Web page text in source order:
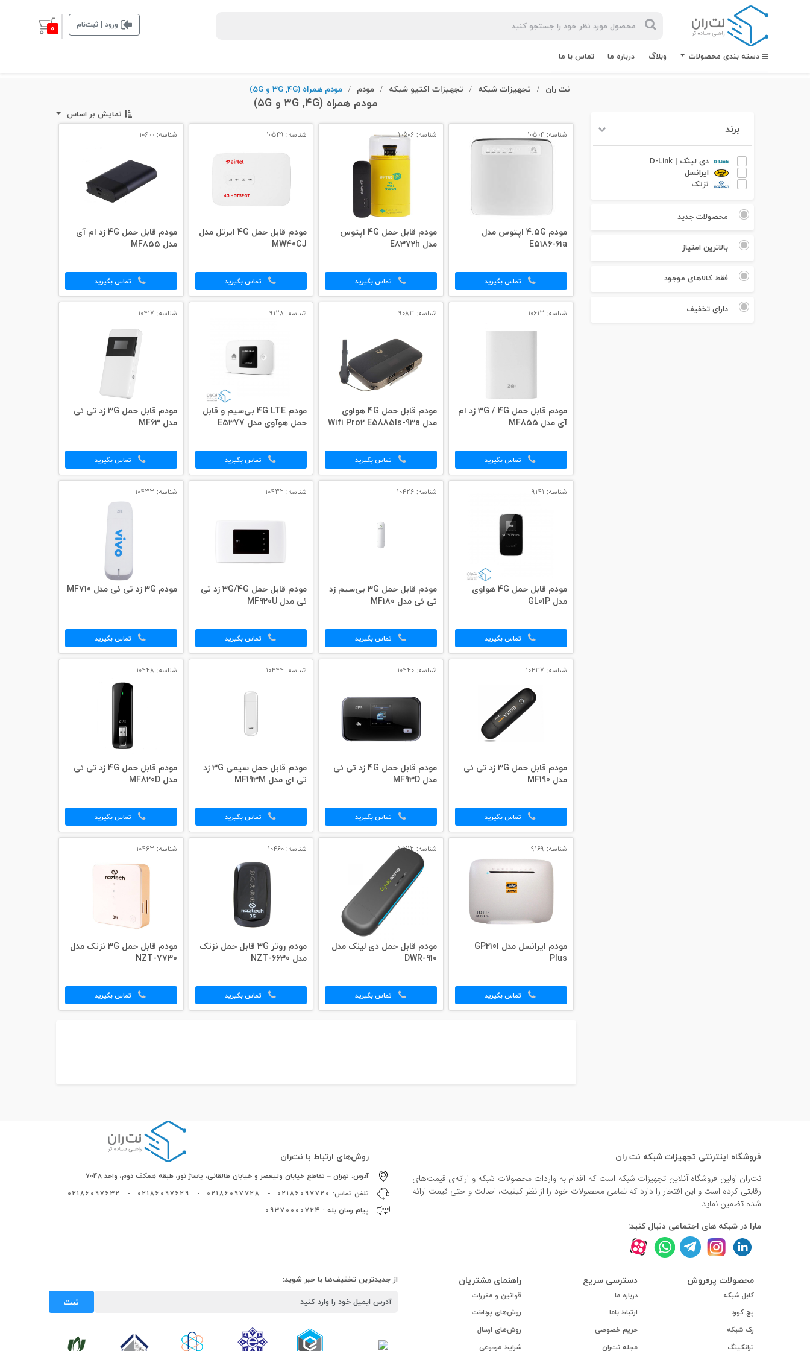
ورود | ثبت‌نام 0
دسته بندی محصولات وبلاگ درباره ما تماس با ما
#کابل شبکه لگراند
#کابل شبکه نگزنس
#پچ کورد لگراند
#پچ کورد نگزنس
برند
دی لینک | D-Link
ایرانسل
نزتک
محصولات جدید
بالاترین امتیاز
فقط کالاهای موجود
دارای تخفیف
نت ران / تجهیزات شبکه / تجهیزات اکتیو شبکه / مودم / مودم همراه (3G ,4G و 5G)
مودم همراه (3G ,4G و 5G)
نمایش بر اساس:
شناسه: 10504
مودم 4.5G اپتوس مدل
E5186-61a
تماس بگیرید
شناسه: 10506
مودم قابل حمل 4G اپتوس
مدل E8372h
تماس بگیرید
شناسه: 10549
مودم قابل حمل 4G ایرتل مدل
MW40CJ
تماس بگیرید
شناسه: 10600
مودم قابل حمل 4G زد ام آی
مدل MF855
تماس بگیرید
شناسه: 10613
مودم قابل حمل 3G / 4G زد ام
آی مدل MF855
تماس بگیرید
شناسه: 9083
مودم قابل حمل 4G هواوی
مدل Wifi Pro2 E5885ls-93a
تماس بگیرید
شناسه: 9128
مودم 4G LTE بی‌سیم و قابل
حمل هوآوی مدل E5377
تماس بگیرید
شناسه: 10417
مودم قابل حمل 3G زد تی ئی
مدل MF63
تماس بگیرید
شناسه: 9141
مودم قابل حمل 4G هواوی
مدل GL01P
تماس بگیرید
شناسه: 10426
مودم قابل حمل 3G بی‌سیم زد
تی ئی مدل MF180
تماس بگیرید
شناسه: 10432
مودم قابل حمل 3G/4G زد تی
ئی مدل MF920U
تماس بگیرید
شناسه: 10433
مودم 3G زد تی ئی مدل MF710
تماس بگیرید
شناسه: 10437
مودم قابل حمل 3G زد تی ئی
مدل MF190
تماس بگیرید
شناسه: 10440
مودم قابل حمل 4G زد تی ئی
مدل MF93D
تماس بگیرید
شناسه: 10444
مودم قابل حمل سیمی 3G زد
تی ای مدل MF193M
تماس بگیرید
شناسه: 10448
مودم قابل حمل 4G زد تی ئی
مدل MF820D
تماس بگیرید
شناسه: 9169
مودم ایرانسل مدل GP2101
Plus
تماس بگیرید
شناسه: 10712
مودم قابل حمل دی لینک مدل
DWR-910
تماس بگیرید
شناسه: 10460
مودم روتر 3G قابل حمل نزتک
مدل NZT-6630
تماس بگیرید
شناسه: 10463
مودم قابل حمل 3G نزتک مدل
NZT-7730
تماس بگیرید
فروشگاه اینترنتی تجهیزات شبکه نت ران
نت‌ران اولین فروشگاه آنلاین تجهیزات شبکه است که اقدام به واردات محصولات شبکه و ارائه‌ی قیمت‌های
رقابتی کرده است و این افتخار را دارد که تمامی محصولات خود را از نظر کیفیت، اصالت و حتی قیمت ارائه
شده تضمین نماید.
مارا در شبکه های اجتماعی دنبال کنید:
روش‌های ارتباط با نت‌ران
آدرس: تهران – تقاطع خیابان ولیعصر و خیابان طالقانی، پاساژ نور، طبقه همکف دوم، واحد 7048
تلفن تماس: 02186097720
-
02186097728
-
02186097629
-
02186097632
پیام رسان بله : 09370000724
محصولات پرفروش
کابل شبکه
پچ کورد
رک شبکه
ترانکینگ
دسترسی سریع
درباره ما
ارتباط باما
حریم خصوصی
مجله نت‌ران
راهنمای مشتریان
قوانین و مقررات
روش‌های پرداخت
روش‌های ارسال
شرایط مرجوعی
از جدیدترین تخفیف‌ها با خبر شوید:
ثبت